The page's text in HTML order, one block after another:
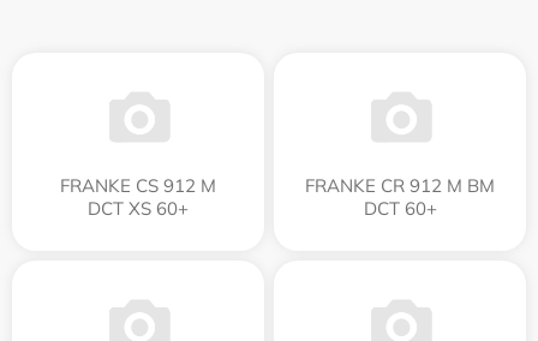
FRANKE CS 912 M
DCT XS 60+
FRANKE CR 912 M BM
DCT 60+